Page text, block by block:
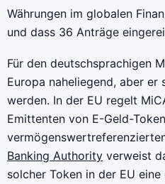
Währungen im globalen
und dass 36 Anträge
Für den deutschsprachigen
Europa naheliegend, aber
werden. In der EU regelt
Emittenten von E-Geld-
Banking Authority verweist
solcher Token in der EU